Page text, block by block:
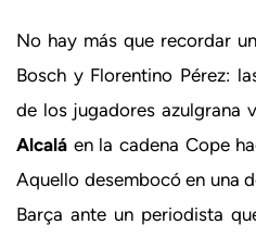
No hay más que recordar
Bosch y Florentino Pérez:
de los jugadores azulgrana
Alcalá en la cadena Cope
Aquello desembocó en una
Barça ante un periodista